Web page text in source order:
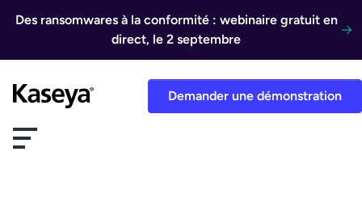
Des ransomwares à la conformité : webinaire gratuit en
direct, le 2 septembre
Demander une démonstration